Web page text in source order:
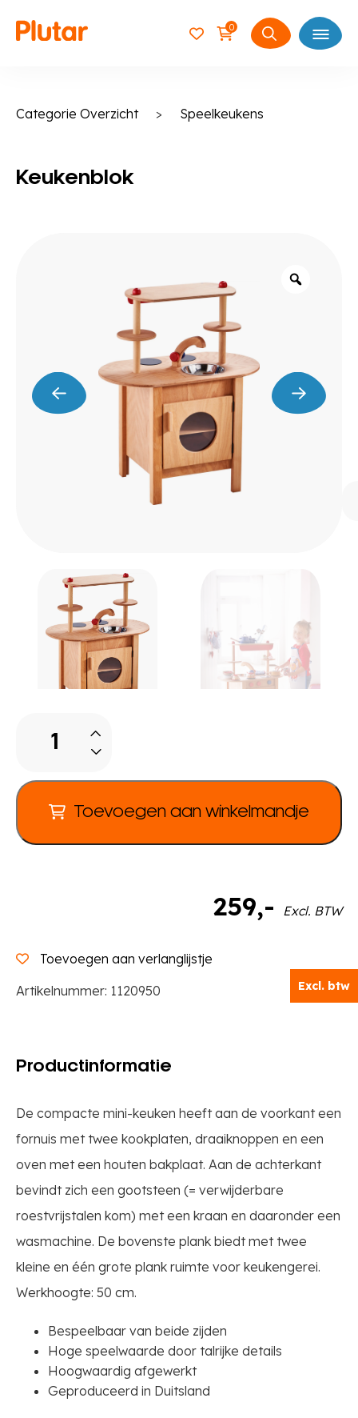
Excl. btw
0
Zoeken
Open
Categorie Overzicht > Speelkeukens
Keukenblok
aantal
Toevoegen aan winkelmandje
Toevoegen aan verlanglijstje
Artikelnummer: 1120950
259,- Excl. BTW
Productinformatie
De compacte mini-keuken heeft aan de voorkant een
fornuis met twee kookplaten, draaiknoppen en een
oven met een houten bakplaat. Aan de achterkant
bevindt zich een gootsteen (= verwijderbare
roestvrijstalen kom) met een kraan en daaronder een
wasmachine. De bovenste plank biedt met twee
kleine en één grote plank ruimte voor keukengerei.
Werkhoogte: 50 cm.
Bespeelbaar van beide zijden
Hoge speelwaarde door talrijke details
Hoogwaardig afgewerkt
Geproduceerd in Duitsland